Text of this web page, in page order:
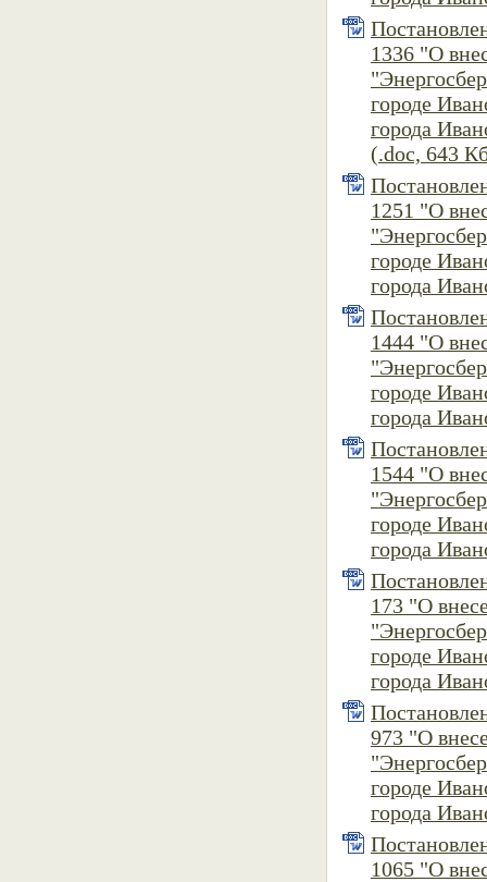
1336 "О
городе
города
(.doc, 643
1251 "О
городе
города
1444 "О
городе
города
1544 "О
городе
города
173 "О
городе
города
973 "О
городе
города
1065 "О